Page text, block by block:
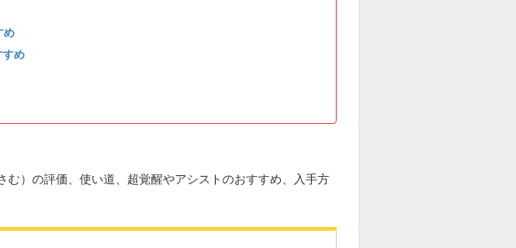
め
め
）の評価、使い道、超覚醒やアシストのおすすめ、入手方